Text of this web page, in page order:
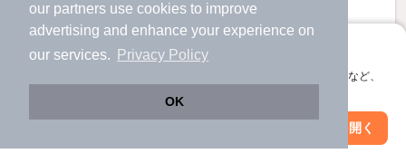
our partners use cookies to improve
advertising and enhance your experience on
our services.
Privacy Policy
OK
アプリに切り替えて、サクサクお部屋探し
会員登録なしですぐ使える。マップ検索やお気に入り保存など、
アプリを開く
絞り込み条件を変更